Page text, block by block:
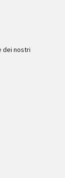
dei nostri